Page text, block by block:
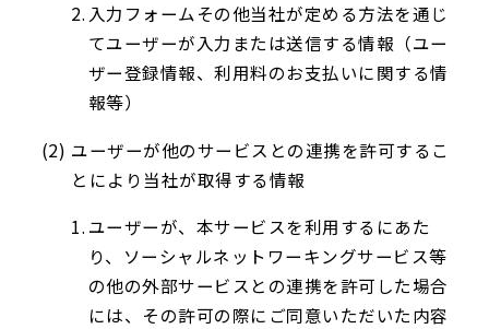
入力フォームその他当社が定める方法を通じ
てユーザーが入力または送信する情報（ユー
ザー登録情報、利用料のお支払いに関する情
報等）
ユーザーが他のサービスとの連携を許可するこ
とにより当社が取得する情報
ユーザーが、本サービスを利用するにあた
り、ソーシャルネットワーキングサービス等
の他の外部サービスとの連携を許可した場合
には、その許可の際にご同意いただいた内容